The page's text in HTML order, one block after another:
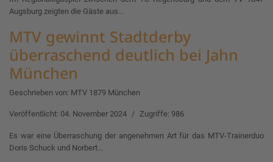
Augsburg zeigten die Gäste aus...
MTV gewinnt Stadtderby
überraschend deutlich bei Jahn
München
Geschrieben von: MTV 1879 München
Veröffentlicht: 04. November 2024 Zugriffe: 986
Es war eine Überraschung der angenehmen Art für das MTV-Trainerduo
Doris Schuck und Norbert...